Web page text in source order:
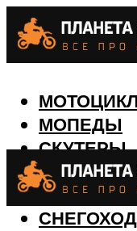
МОПЕДЫ
СКУТЕРЫ
ЛОДКИ